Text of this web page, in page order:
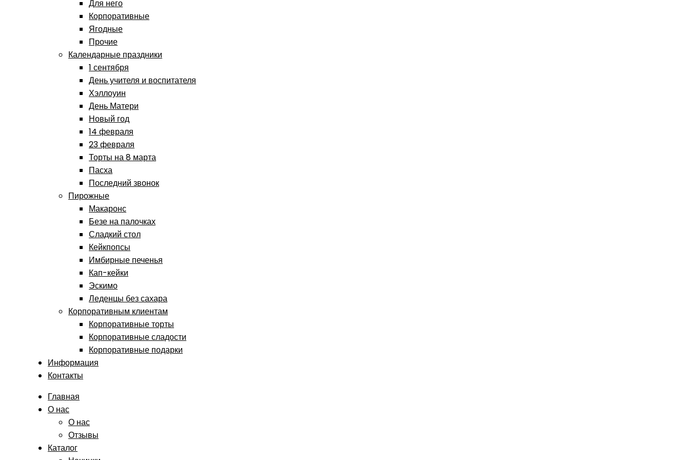
Для него
Корпоративные
Ягодные
Прочие
Календарные праздники
1 сентября
День учителя и воспитателя
Хэллоуин
День Матери
Новый год
14 февраля
23 февраля
Торты на 8 марта
Пасха
Последний звонок
Пирожные
Макаронс
Безе на палочках
Сладкий стол
Кейкпопсы
Имбирные печенья
Кап-кейки
Эскимо
Леденцы без сахара
Корпоративным клиентам
Корпоративные торты
Корпоративные сладости
Корпоративные подарки
Информация
Контакты
Главная
О нас
О нас
Отзывы
Каталог